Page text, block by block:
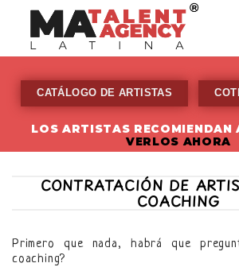
content
CATÁLOGO DE ARTISTAS
LOS ARTISTAS RECOMIENDAN
VERLOS AHORA
CONTRATACIÓN DE
COACHING
Primero que nada, habrá que
coaching?